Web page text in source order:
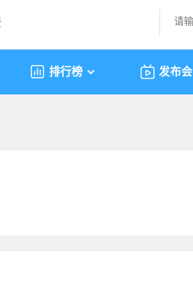
排行榜 发布会